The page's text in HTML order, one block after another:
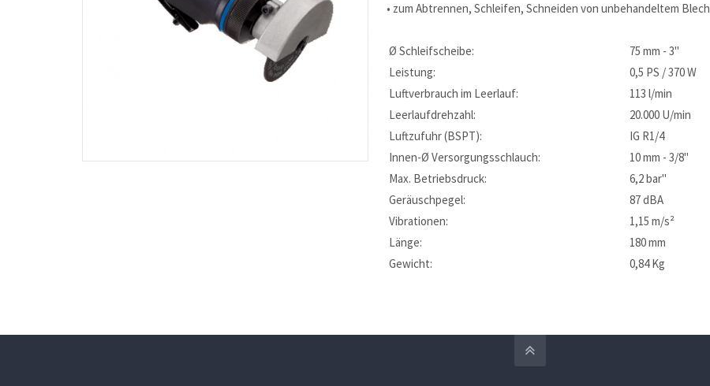
• zum Abtrennen, Schleifen, Schneiden von unbehandeltem Blech
Ø Schleifscheibe:
75 mm - 3"
Leistung:
0,5 PS / 370 W
Luftverbrauch im Leerlauf:
113 l/min
Leerlaufdrehzahl:
20.000 U/min
Luftzufuhr (BSPT):
IG R1/4
Innen-Ø Versorgungsschlauch:
10 mm - 3/8"
Max. Betriebsdruck:
6,2 bar"
Geräuschpegel:
87 dBA
Vibrationen:
1,15 m/s²
Länge:
180 mm
Gewicht:
0,84 Kg